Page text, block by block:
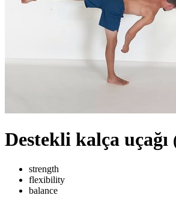
Destekli kalça uçağı
strength
flexibility
balance